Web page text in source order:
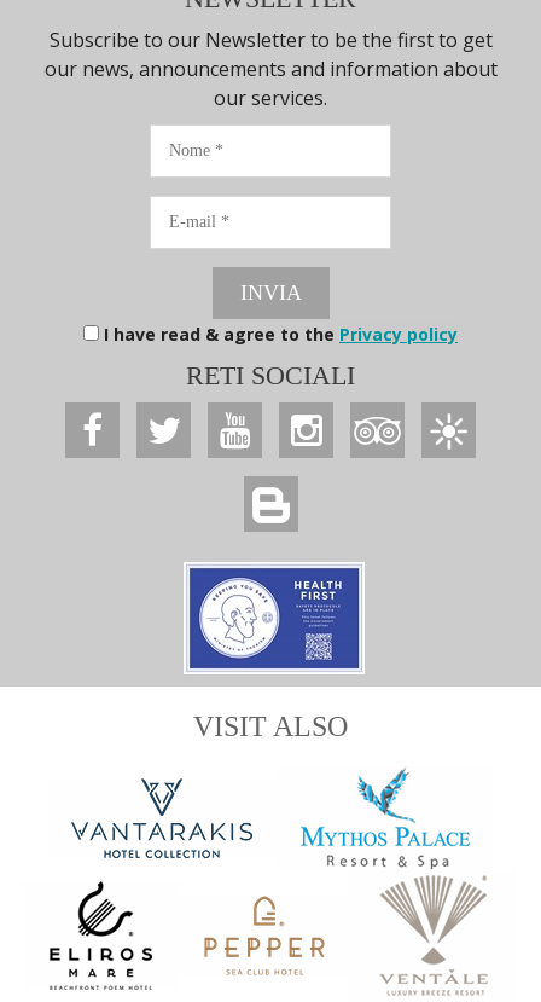
Subscribe to our Newsletter to be the first to get
our news, announcements and information about
our services.
Nome
INVIA
I have read & agree to the Privacy policy
RETI SOCIALI
VISIT ALSO